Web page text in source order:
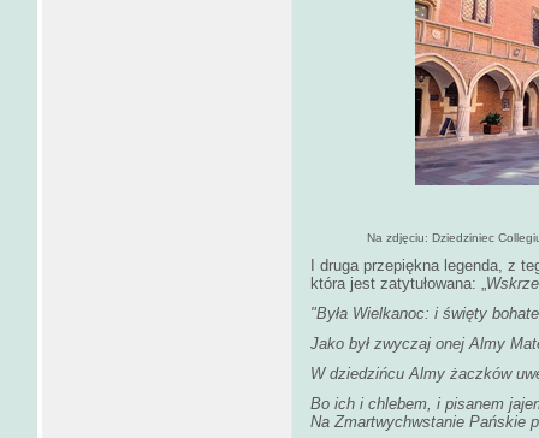
Na zdjęciu: Dziedziniec
I druga przepiękna legenda, z
która jest zatytułowana: „
"Była Wielkanoc: i święty
Jako był zwyczaj onej Almy
W dziedzińcu Almy żaczków
Bo ich i chlebem, i pisanem
Na Zmartwychwstanie Pańskie